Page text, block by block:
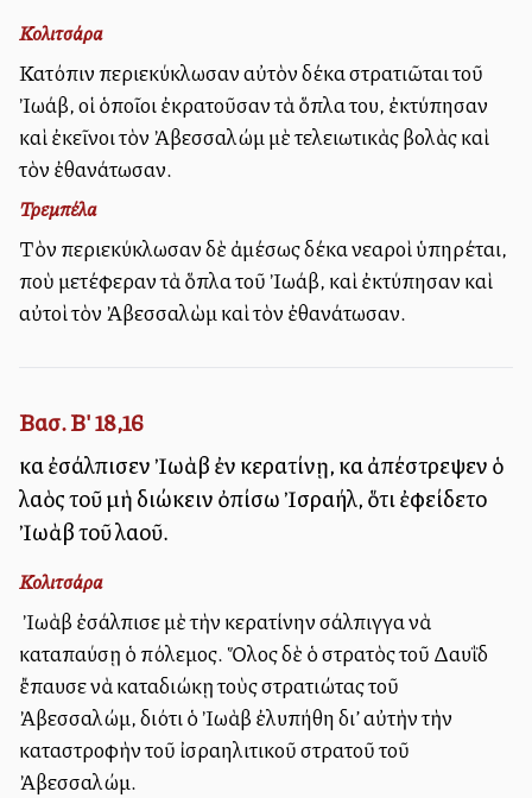
Κολιτσάρα
Κατόπιν περιεκύκλωσαν αὐτὸν δέκα στρατιῶται τοῦ
Ἰωάβ, οἱ ὁποῖοι ἐκρατοῦσαν τὰ ὅπλα του, ἐκτύπησαν
καὶ ἐκεῖνοι τὸν Ἀβεσσαλώμ μὲ τελειωτικὰς βολὰς καὶ
τὸν ἐθανάτωσαν.
Τρεμπέλα
Τὸν περιεκύκλωσαν δὲ ἀμέσως δέκα νεαροὶ ὑπηρέται,
ποὺ μετέφεραν τὰ ὅπλα τοῦ Ἰωάβ, καὶ ἐκτύπησαν καὶ
αὐτοὶ τὸν Ἀβεσσαλὼμ καὶ τὸν ἐθανάτωσαν.
Βασ. Β' 18,16
καὶ ἐσάλπισεν Ἰωὰβ ἐν κερατίνῃ, καὶ ἀπέστρεψεν ὁ
λαὸς τοῦ μὴ διώκειν ὀπίσω Ἰσραήλ, ὅτι ἐφείδετο
Ἰωὰβ τοῦ λαοῦ.
Κολιτσάρα
Ὁ Ἰωὰβ ἐσάλπισε μὲ τὴν κερατίνην σάλπιγγα νὰ
καταπαύσῃ ὁ πόλεμος. Ὅλος δὲ ὁ στρατὸς τοῦ Δαυῒδ
ἔπαυσε νὰ καταδιώκῃ τοὺς στρατιώτας τοῦ
Ἀβεσσαλώμ, διότι ὁ Ἰωὰβ ἐλυπήθη δι’ αὐτὴν τὴν
καταστροφὴν τοῦ ἰσραηλιτικοῦ στρατοῦ τοῦ
Ἀβεσσαλώμ.